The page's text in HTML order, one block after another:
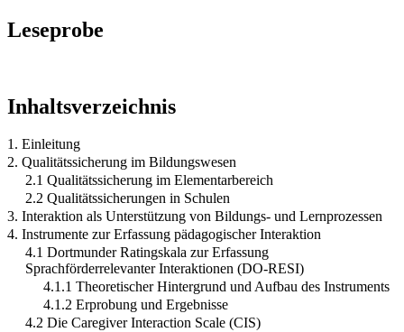
Leseprobe
Inhaltsverzeichnis
1. Einleitung
2. Qualitätssicherung im Bildungswesen
2.1 Qualitätssicherung im Elementarbereich
2.2 Qualitätssicherungen in Schulen
3. Interaktion als Unterstützung von Bildungs- und Lernprozessen
4. Instrumente zur Erfassung pädagogischer Interaktion
4.1 Dortmunder Ratingskala zur Erfassung
Sprachförderrelevanter Interaktionen (DO-RESI)
4.1.1 Theoretischer Hintergrund und Aufbau des Instruments
4.1.2 Erprobung und Ergebnisse
4.2 Die Caregiver Interaction Scale (CIS)